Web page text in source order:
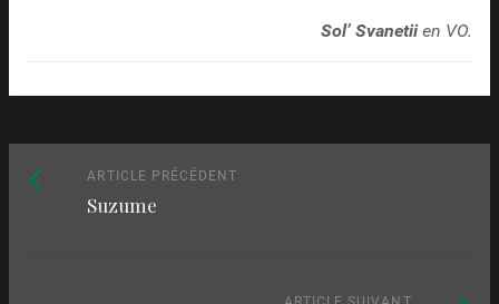
Sol’ Svanetiien VO.
Naviguez
parmi
ARTICLE PRÉCÉDENT
Suzume
Article